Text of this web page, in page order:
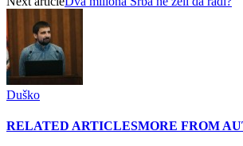
Duško
RELATED ARTICLESMORE FROM